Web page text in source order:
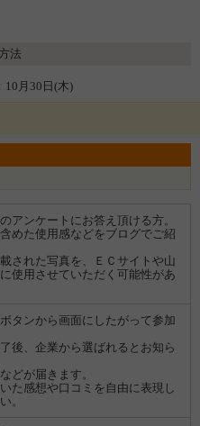
ト、またはボディソープをお届
ら守ります。
に潤いを閉じ込めます。
し、泡切れはすっきり。
法
月30日(木)
アンケートにお答え頂ける方。
めた使用感などをブログでご紹
された写真を、ＥＣサイトや山
使用させていただく可能性があ
タンから画面にしたがって参加
後、企業から選ばれるとお知ら
どが届きます。
た感想や口コミを自由に表現し
。